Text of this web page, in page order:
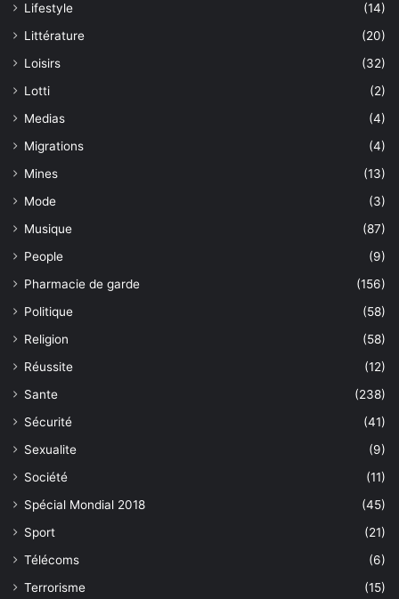
Lifestyle
(14)
Littérature
(20)
Loisirs
(32)
Lotti
(2)
Medias
(4)
Migrations
(4)
Mines
(13)
Mode
(3)
Musique
(87)
People
(9)
Pharmacie de garde
(156)
Politique
(58)
Religion
(58)
Réussite
(12)
Sante
(238)
Sécurité
(41)
Sexualite
(9)
Société
(11)
Spécial Mondial 2018
(45)
Sport
(21)
Télécoms
(6)
Terrorisme
(15)